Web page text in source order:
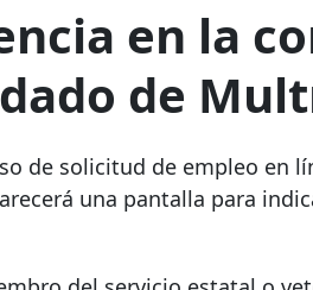
en la
de
de solicitud de empleo en
una pantalla para